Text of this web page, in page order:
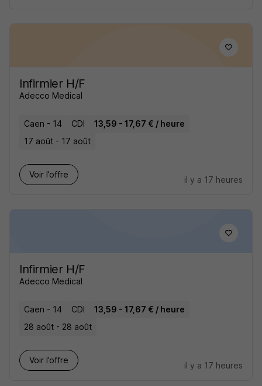
Infirmier H/F
Adecco Medical
Caen - 14 CDI
13,59 - 17,67 € / heure
17 août - 17 août
Voir l’offre
il y a 17 heures
Infirmier H/F
Adecco Medical
Caen - 14 CDI
13,59 - 17,67 € / heure
28 août - 28 août
Voir l’offre
il y a 17 heures